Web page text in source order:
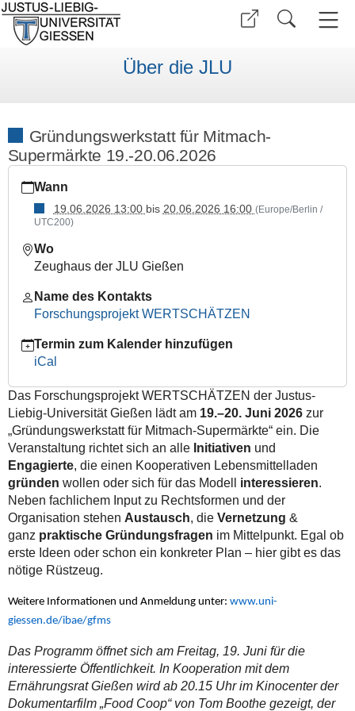
Über die JLU
Gründungswerkstatt für Mitmach-
Supermärkte 19.-20.06.2026
giessen.de/de/ueber-
uns/veranstaltungen/sonstige/gruendungswerkstatt
Gründungswerkstatt
Mitmach-
19.-20.06.2026
2026-
06-
19T13:00:00+02:00
06-
20T16:00:00+02:00
Wann
19.06.2026 13:00 bis 20.06.2026 16:00 (Europe/Berlin /
UTC200)
Wo
Zeughaus der JLU Gießen
Name des Kontakts
Forschungsprojekt WERTSCHÄTZEN
Termin zum Kalender hinzufügen
iCal
Das Forschungsprojekt WERTSCHÄTZEN der Justus-
Liebig-Universität Gießen lädt am 19.–20. Juni 2026zur
„Gründungswerkstatt für Mitmach-Supermärkte“ ein. Die
Veranstaltung richtet sich an alle Initiativen und
Engagierte, die einen Kooperativen Lebensmittelladen
gründen wollen oder sich für das Modell interessieren.
Neben fachlichem Input zu Rechtsformen und der
Organisation stehen Austausch, die Vernetzung &
ganz praktische Gründungsfragen im Mittelpunkt. Egal ob
erste Ideen oder schon ein konkreter Plan – hier gibt es das
nötige Rüstzeug.
Weitere Informationen und Anmeldung unter: www.uni-
giessen.de/ibae/gfms
Das Programm öffnet sich am Freitag, 19. Juni für die
interessierte Öffentlichkeit. In Kooperation mit dem
Ernährungsrat Gießen wird ab 20.15 Uhr im Kinocenter der
Dokumentarfilm „Food Coop“ von Tom Boothe gezeigt, der